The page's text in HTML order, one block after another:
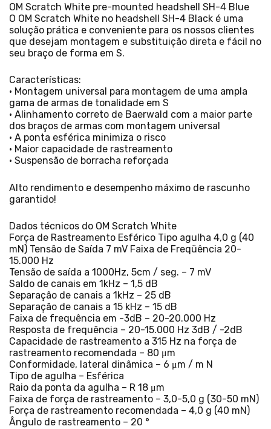
OM Scratch White pre-mounted headshell SH-4 Blue
O OM Scratch White no headshell SH-4 Black é uma
solução prática e conveniente para os nossos clientes
que desejam montagem e substituição direta e fácil no
seu braço de forma em S.
Características:
• Montagem universal para montagem de uma ampla
gama de armas de tonalidade em S
• Alinhamento correto de Baerwald com a maior parte
dos braços de armas com montagem universal
• A ponta esférica minimiza o risco
• Maior capacidade de rastreamento
• Suspensão de borracha reforçada
Alto rendimento e desempenho máximo de rascunho
garantido!
Dados técnicos do OM Scratch White
Força de Rastreamento Esférico Tipo agulha 4,0 g (40
mN) Tensão de Saída 7 mV Faixa de Freqüência 20-
15.000 Hz
Tensão de saída a 1000Hz, 5cm / seg. – 7 mV
Saldo de canais em 1kHz – 1,5 dB
Separação de canais a 1kHz – 25 dB
Separação de canais a 15 kHz – 15 dB
Faixa de frequência em -3dB – 20-20.000 Hz
Resposta de frequência – 20-15.000 Hz 3dB / -2dB
Capacidade de rastreamento a 315 Hz na força de
rastreamento recomendada – 80 μm
Conformidade, lateral dinâmica – 6 μm / m N
Tipo de agulha – Esférica
Raio da ponta da agulha – R 18 μm
Faixa de força de rastreamento – 3,0-5,0 g (30-50 mN)
Força de rastreamento recomendada – 4,0 g (40 mN)
Ângulo de rastreamento – 20 °